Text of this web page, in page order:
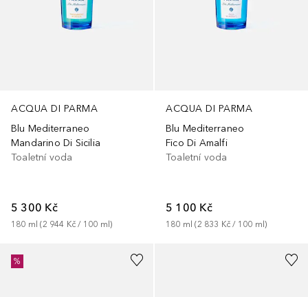
ACQUA DI PARMA
Blu Mediterraneo
Mandarino Di Sicilia
Toaletní voda
5 300 Kč
180 ml (2 944 Kč / 100 ml)
ACQUA DI PARMA
Blu Mediterraneo
Fico Di Amalfi
Toaletní voda
5 100 Kč
180 ml (2 833 Kč / 100 ml)
%